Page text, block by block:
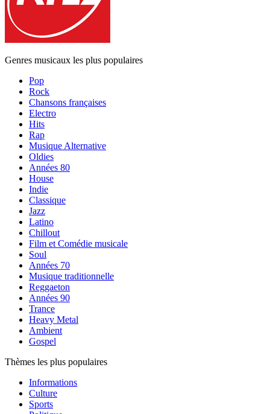
Genres musicaux les plus populaires
Pop
Rock
Chansons françaises
Electro
Hits
Rap
Musique Alternative
Oldies
Années 80
House
Indie
Classique
Jazz
Latino
Chillout
Film et Comédie musicale
Soul
Années 70
Musique traditionnelle
Reggaeton
Années 90
Trance
Heavy Metal
Ambient
Gospel
Thèmes les plus populaires
Informations
Culture
Sports